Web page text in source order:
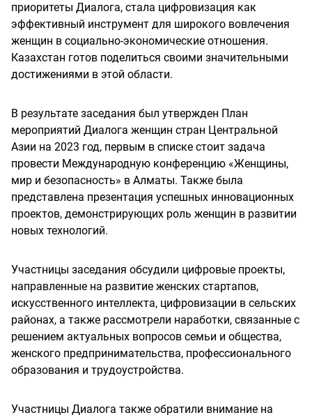
приоритеты Диалога, стала цифровизация как
эффективный инструмент для широкого вовлечения
женщин в социально-экономические отношения.
Казахстан готов поделиться своими значительными
достижениями в этой области.
В результате заседания был утвержден План
мероприятий Диалога женщин стран Центральной
Азии на 2023 год, первым в списке стоит задача
провести Международную конференцию «Женщины,
мир и безопасность» в Алматы. Также была
представлена презентация успешных инновационных
проектов, демонстрирующих роль женщин в развитии
новых технологий.
Участницы заседания обсудили цифровые проекты,
направленные на развитие женских стартапов,
искусственного интеллекта, цифровизации в сельских
районах, а также рассмотрели наработки, связанные с
решением актуальных вопросов семьи и общества,
женского предпринимательства, профессионального
образования и трудоустройства.
Участницы Диалога также обратили внимание на